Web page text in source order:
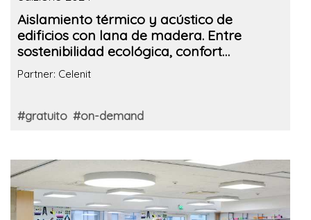
Aislamiento térmico y acústico de
edificios con lana de madera. Entre
sostenibilidad ecológica, confort
habitacional y ahorro energético.
Partner: Celenit
#gratuito #on-demand